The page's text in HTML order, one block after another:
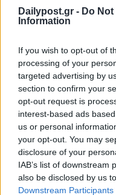
Dailypost.gr - Do
Information
If you wish to opt-out of
processing of your
targeted advertising by
section to confirm your
opt-out request is
interest-based ads
us or personal
your opt-out. You may
disclosure of your
IAB’s list of downstream
also be disclosed by us
Downstream Participants